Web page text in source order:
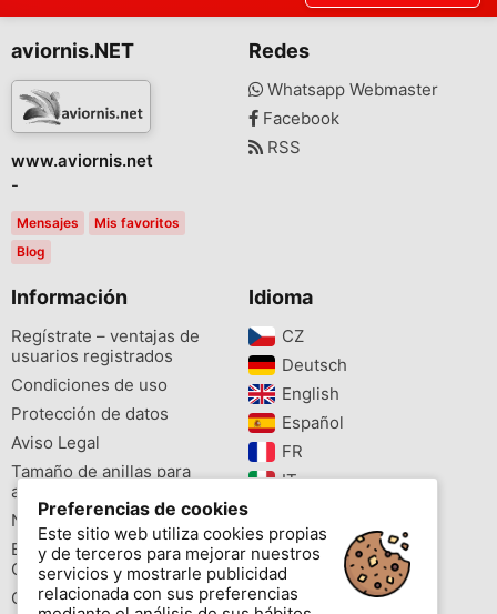
aviornis.NET
www.aviornis.net
-
Mensajes
Mis favoritos
Blog
Redes
Whatsapp Webmaster
Facebook
RSS
Información
Regístrate – ventajas de
usuarios registrados
Condiciones de uso
Protección de datos
Aviso Legal
Tamaño de anillas para
aves
Newsletter
Buscador de especies
Cites
Colores de las anillas
Idioma
CZ‎
Deutsch‎
English‎
Español‎
FR‎
IT‎
PL‎
PT‎
Preferencias de cookies
Este sitio web utiliza cookies propias
y de terceros para mejorar nuestros
servicios y mostrarle publicidad
relacionada con sus preferencias